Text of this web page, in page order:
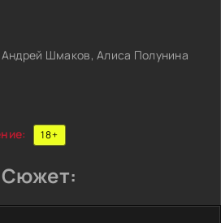
Шмаков, Алиса Полунина
18+
Сюжет: